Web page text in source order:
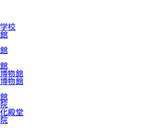
校
物館
物館
殿堂